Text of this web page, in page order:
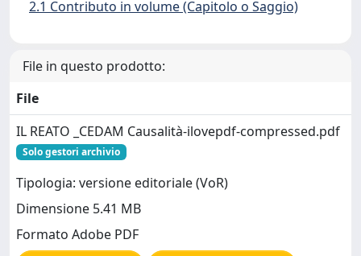
2.1 Contributo in volume (Capitolo o Saggio)
File in questo prodotto:
File
IL REATO _CEDAM Causalità-ilovepdf-compressed.pdf
Solo gestori archivio
Tipologia: versione editoriale (VoR)
Dimensione 5.41 MB
Formato Adobe PDF